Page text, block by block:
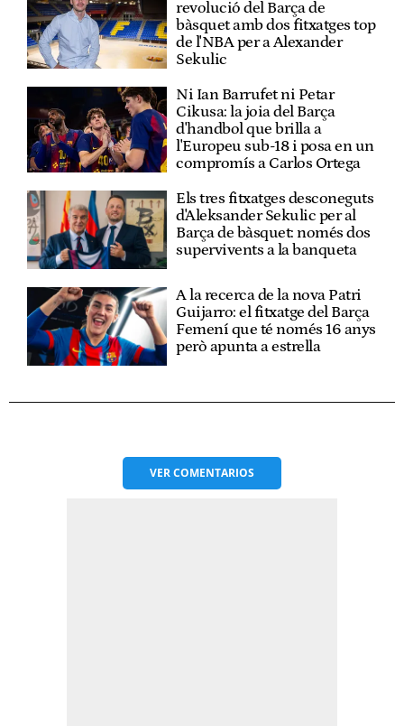
revolució del Barça de
bàsquet amb dos fitxatges top
de l'NBA per a Alexander
Sekulic
Ni Ian Barrufet ni Petar
Cikusa: la joia del Barça
d'handbol que brilla a
l'Europeu sub-18 i posa en un
compromís a Carlos Ortega
Els tres fitxatges desconeguts
d'Aleksander Sekulic per al
Barça de bàsquet: només dos
supervivents a la banqueta
A la recerca de la nova Patri
Guijarro: el fitxatge del Barça
Femení que té només 16 anys
però apunta a estrella
VERCOMENTARIOS